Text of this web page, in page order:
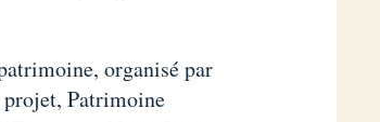
organisé par
Patrimoine